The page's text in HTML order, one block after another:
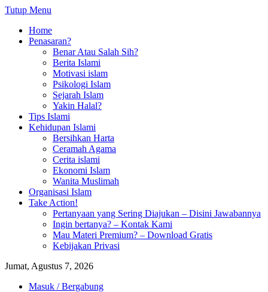
Tutup Menu
Home
Penasaran?
Benar Atau Salah Sih?
Berita Islami
Motivasi islam
Psikologi Islam
Sejarah Islam
Yakin Halal?
Tips Islami
Kehidupan Islami
Bersihkan Harta
Ceramah Agama
Cerita islami
Ekonomi Islam
Wanita Muslimah
Organisasi Islam
Take Action!
Pertanyaan yang Sering Diajukan – Disini Jawabannya
Ingin bertanya? – Kontak Kami
Mau Materi Premium? – Download Gratis
Kebijakan Privasi
Jumat, Agustus 7, 2026
Masuk / Bergabung